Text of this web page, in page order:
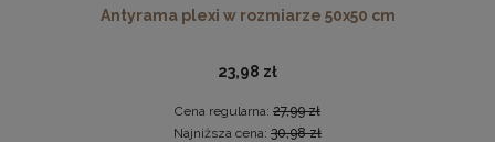
Drewniana, frezowana ramka na zdjęcia, plakaty, obrazy w
28,99 zł
Antyrama plexi w rozmiarze 50x50 cm
23,98 zł
Cena regularna: 27,99 zł
Najniższa cena: 30,98 zł